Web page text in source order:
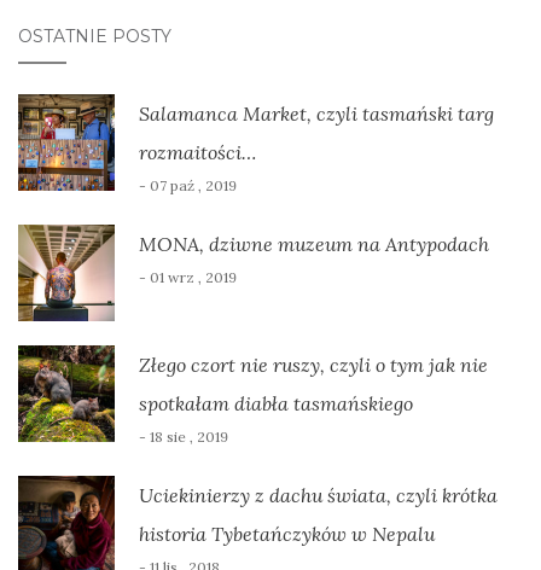
OSTATNIE POSTY
Salamanca Market, czyli tasmański targ
rozmaitości…
- 07 paź , 2019
MONA, dziwne muzeum na Antypodach
- 01 wrz , 2019
Złego czort nie ruszy, czyli o tym jak nie
spotkałam diabła tasmańskiego
- 18 sie , 2019
Uciekinierzy z dachu świata, czyli krótka
historia Tybetańczyków w Nepalu